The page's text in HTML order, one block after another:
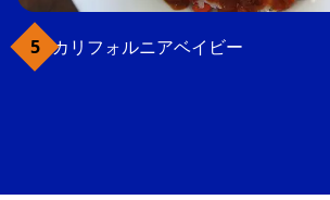
カリフォルニアベイビー